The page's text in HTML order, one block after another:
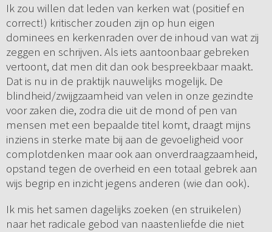
Ik zou willen dat leden van kerken wat (positief en
correct!) kritischer zouden zijn op hun eigen
dominees en kerkenraden over de inhoud van wat zij
zeggen en schrijven. Als iets aantoonbaar gebreken
vertoont, dat men dit dan ook bespreekbaar maakt.
Dat is nu in de praktijk nauwelijks mogelijk. De
blindheid/zwijgzaamheid van velen in onze gezindte
voor zaken die, zodra die uit de mond of pen van
mensen met een bepaalde titel komt, draagt mijns
inziens in sterke mate bij aan de gevoeligheid voor
complotdenken maar ook aan onverdraagzaamheid,
opstand tegen de overheid en een totaal gebrek aan
wijs begrip en inzicht jegens anderen (wie dan ook).
Ik mis het samen dagelijks zoeken (en struikelen)
naar het radicale gebod van naastenliefde die niet